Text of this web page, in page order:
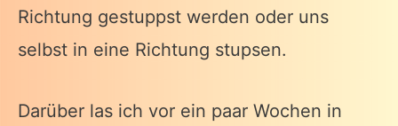
Richtung gestuppst werden oder uns
selbst in eine Richtung stupsen.
Darüber las ich vor ein paar Wochen in